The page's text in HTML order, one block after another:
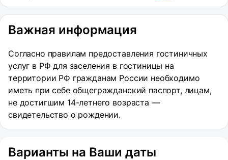
Важная информация
Согласно правилам предоставления гостиничных
услуг в РФ для заселения в гостиницы на
территории РФ гражданам России необходимо
иметь при себе общегражданский паспорт, лицам,
не достигшим 14-летнего возраста —
свидетельство о рождении.
Варианты на Ваши даты